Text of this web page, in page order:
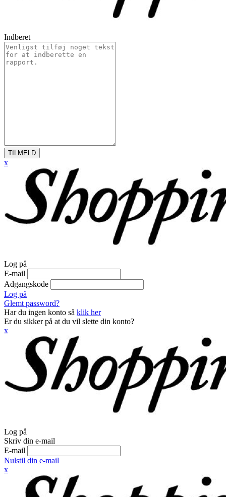
Indberet
TILMELD
x
Log på
E-mail
Adgangskode
Log på
Glemt password?
Har du ingen konto så klik her
Er du sikker på at du vil slette din konto?
x
Log på
Skriv din e-mail
E-mail
Nulstil din e-mail
x